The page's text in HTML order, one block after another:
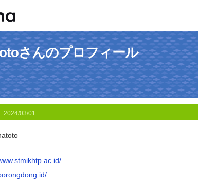
さんのプロフィール
2024/03/01